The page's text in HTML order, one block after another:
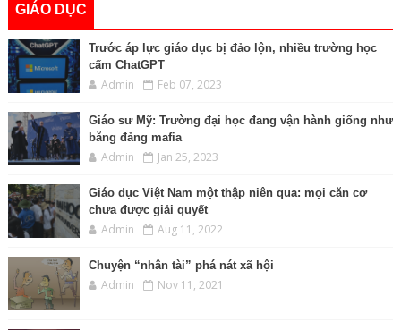
GIÁO DỤC
Trước áp lực giáo dục bị đảo lộn, nhiều trường học
cấm ChatGPT
Admin Feb 07, 2023
Giáo sư Mỹ: Trường đại học đang vận hành giống như
băng đảng mafia
Admin Jan 25, 2023
Giáo dục Việt Nam một thập niên qua: mọi căn cơ
chưa được giải quyết
Admin Aug 11, 2022
Chuyện “nhân tài” phá nát xã hội
Admin Nov 11, 2021